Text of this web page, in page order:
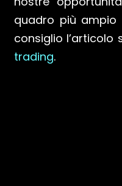
quadro più
consiglio l’articolo
trading.